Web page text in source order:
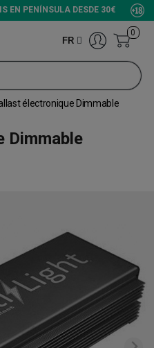
EN PENÍNSULA DESDE 30€
FR
0
électronique Dimmable
Dimmable